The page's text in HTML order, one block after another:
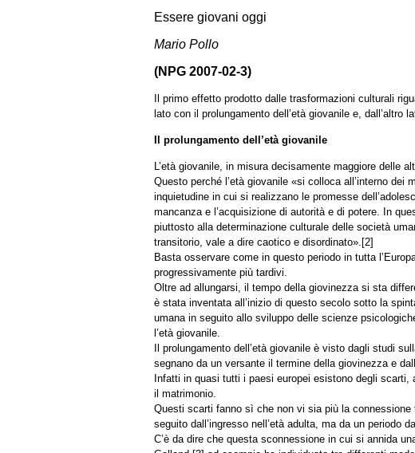
Essere giovani oggi
Mario Pollo
(NPG 2007-02-3)
Il primo effetto prodotto dalle trasformazioni culturali
lato con il prolungamento dell’età giovanile e,
Il prolungamento dell’età giovanile
L’età giovanile, in misura decisamente maggiore delle
Questo perché l’età giovanile «si colloca all’interno dei
inquietudine in cui si realizzano le promesse
mancanza e l’acquisizione di autorità e di potere. In
piuttosto alla determinazione culturale delle società
transitorio, vale a dire caotico e disordinato».[2]
Basta osservare come in questo periodo in tutta
progressivamente più tardivi.
Oltre ad allungarsi, il tempo della giovinezza si sta
è stata inventata all’inizio di questo secolo sotto la
umana in seguito allo sviluppo delle scienze
l’età giovanile.
Il prolungamento dell’età giovanile è visto dagli studi
segnano da un versante il termine della giovinezza e
Infatti in quasi tutti i paesi europei esistono degli
il matrimonio.
Questi scarti fanno sì che non vi sia più la
seguito dall’ingresso nell’età adulta, ma da un periodo
C’è da dire che questa sconnessione in cui si annida